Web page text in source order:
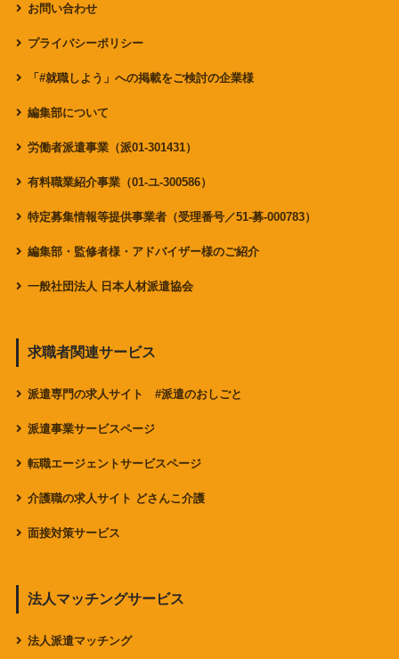
お問い合わせ
プライバシーポリシー
「#就職しよう」への掲載をご検討の企業様
編集部について
労働者派遣事業（派01-301431）
有料職業紹介事業（01-ユ-300586）
特定募集情報等提供事業者（受理番号／51-募-000783）
編集部・監修者様・アドバイザー様のご紹介
一般社団法人 日本人材派遣協会
求職者関連サービス
派遣専門の求人サイト #派遣のおしごと
派遣事業サービスページ
転職エージェントサービスページ
介護職の求人サイト どさんこ介護
面接対策サービス
法人マッチングサービス
法人派遣マッチング